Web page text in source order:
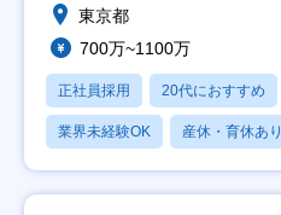
東京都
700万~1100万
正社員採用 20代におすすめ
業界未経験OK 産休・育休あり